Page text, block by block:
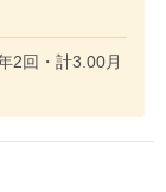
2回・計3.00月